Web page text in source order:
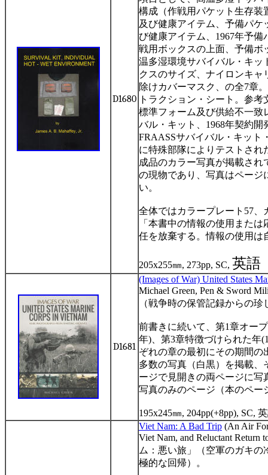
D1680
構成（作戦用パケット生存装
及び健康アイテム、予備パ
び健康アイテム、 1967年予備
戦用ボックスの上面、予備ボ
温多湿環境サバイバル・キッ
クスのサイズ、ナイロンキ
除けカバーマスク、の全7章
トラクション・シート。参
標準フォーム及び供給不一致
バル・キット、 1968年契約開
FRAASSサバイバル・キット
に特殊部隊によりテストさ
成品のカラー写真が掲載さ
の現物であり、写真はページ
い。
全体ではカラープレート 57
「本書中の情報の使用また
任を放棄する。情報の使用は
205x255㎜, 273pp, SC, 英語
D1681
(Images of War) United States
Michael Green, Pen & Sword
（戦争時の保管記録からの珍
前書きに続いて、第1章オー
年) 、第3章特徴づけられた年
ぞれの章の最初にその期間
多数の写真（白黒）を掲載
ージで見開きの両ページに写
写真のみのページ（本のペー
195x245㎜, 204pp(+8pp), SC,
Viet Nam: A Bad Trip (An Air
Viet Nam, and Reluctant Return
ム：悪い旅」（空軍のガキの
極的な回帰）。